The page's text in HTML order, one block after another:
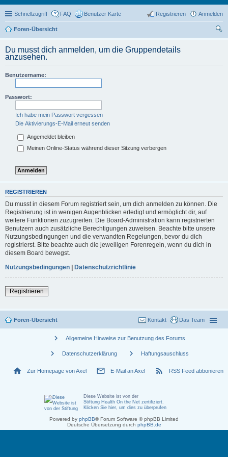
Schnellzugriff FAQ Benutzer Karte Anmelden
Registrieren
Foren-Übersicht
Du musst dich anmelden, um die Gruppendetails
anzusehen.
Benutzername:
Passwort:
Ich habe mein Passwort vergessen
Die Aktivierungs-E-Mail erneut senden
Angemeldet bleiben
Meinen Online-Status während dieser Sitzung verbergen
REGISTRIEREN
Du musst in diesem Forum registriert sein, um dich anmelden zu können. Die
Registrierung ist in wenigen Augenblicken erledigt und ermöglicht dir, auf
weitere Funktionen zuzugreifen. Die Board-Administration kann registrierten
Benutzern auch zusätzliche Berechtigungen zuweisen. Beachte bitte unsere
Nutzungsbedingungen und die verwandten Regelungen, bevor du dich
registrierst. Bitte beachte auch die jeweiligen Forenregeln, wenn du dich in
diesem Board bewegst.
Nutzungsbedingungen | Datenschutzrichtlinie
Registrieren
Foren-Übersicht Das Team
Kontakt
chevron_right Allgemeine Hinweise zur Benutzung des Forums
chevron_right Datenschutzerklärung chevron_right Haftungsauschluss
home Zur Homepage von Axel mail_outline E-Mail an Axel rss_feed RSS Feed abbonieren
Diese Website ist von der
Stiftung Health On the Net zertifiziert
Klicken Sie hier, um dies zu überprüfen
Powered by phpBB® Forum Software © phpBB Limited
Deutsche Übersetzung durch phpBB.de